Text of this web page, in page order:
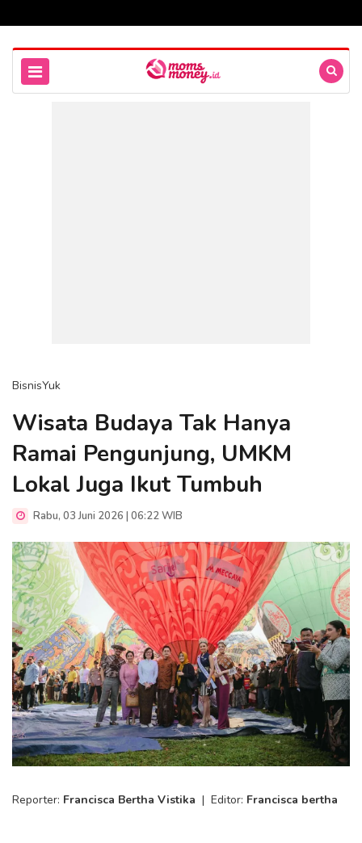
BisnisYuk
Wisata Budaya Tak Hanya
Ramai Pengunjung, UMKM
Lokal Juga Ikut Tumbuh
Rabu, 03 Juni 2026 | 06:22 WIB
Reporter: Francisca Bertha Vistika | Editor: Francisca bertha